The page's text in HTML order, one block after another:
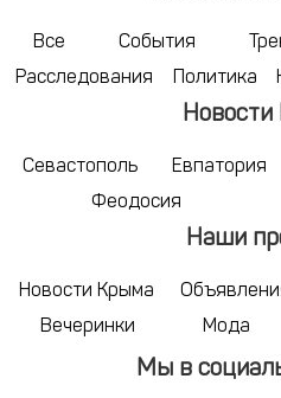
Все События
Расследования
Политика
Севастополь Евпатория
Феодосия
Наши
Новости Крыма
Вечеринки
Мода
Мы в